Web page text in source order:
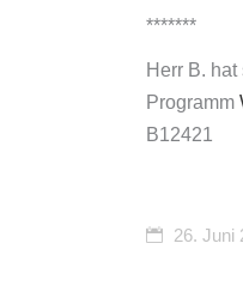
Islay
*******
Herr B.
Programm
B12421
26. Juni